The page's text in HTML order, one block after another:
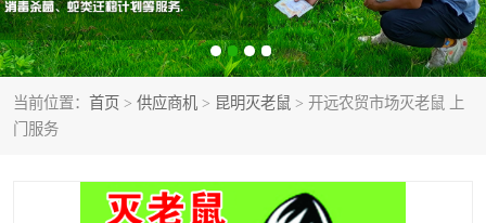
当前位置： 首页 > 供应商机 > 昆明灭老鼠 > 开远农贸市场灭老鼠 上
门服务
白蚁防治服务 消杀服务
昆明灭老鼠 昆明灭蟑螂
昆明消毒公司 昆明白蚁防治